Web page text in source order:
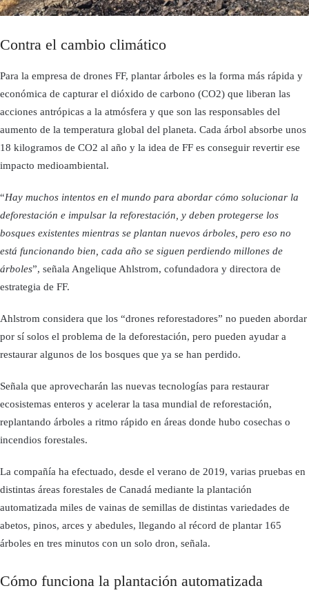
Contra el cambio climático
Para la empresa de drones FF, plantar árboles es la forma más rápida y
económica de capturar el dióxido de carbono (CO2) que liberan las
acciones antrópicas a la atmósfera y que son las responsables del
aumento de la temperatura global del planeta. Cada árbol absorbe unos
18 kilogramos de CO2 al año y la idea de FF es conseguir revertir ese
impacto medioambiental.
“Hay muchos intentos en el mundo para abordar cómo solucionar la
deforestación e impulsar la reforestación, y deben protegerse los
bosques existentes mientras se plantan nuevos árboles, pero eso no
está funcionando bien, cada año se siguen perdiendo millones de
árboles”, señala Angelique Ahlstrom, cofundadora y directora de
estrategia de FF.
Ahlstrom considera que los “drones reforestadores” no pueden abordar
por sí solos el problema de la deforestación, pero pueden ayudar a
restaurar algunos de los bosques que ya se han perdido.
Señala que aprovecharán las nuevas tecnologías para restaurar
ecosistemas enteros y acelerar la tasa mundial de reforestación,
replantando árboles a ritmo rápido en áreas donde hubo cosechas o
incendios forestales.
La compañía ha efectuado, desde el verano de 2019, varias pruebas en
distintas áreas forestales de Canadá mediante la plantación
automatizada miles de vainas de semillas de distintas variedades de
abetos, pinos, arces y abedules, llegando al récord de plantar 165
árboles en tres minutos con un solo dron, señala.
Cómo funciona la plantación automatizada